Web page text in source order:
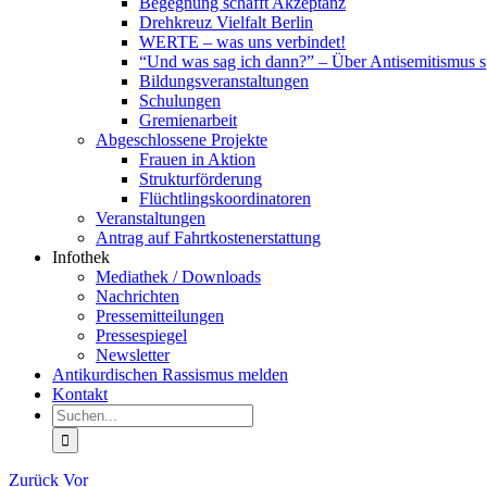
Drehkreuz Vielfalt Berlin
WERTE – was uns verbindet!
“Und was sag ich dann?” – Über Antisemitismus
Bildungsveranstaltungen
Schulungen
Gremienarbeit
Abgeschlossene Projekte
Frauen in Aktion
Strukturförderung
Flüchtlingskoordinatoren
Veranstaltungen
Antrag auf Fahrtkostenerstattung
Infothek
Mediathek / Downloads
Nachrichten
Pressemitteilungen
Pressespiegel
Newsletter
Antikurdischen Rassismus melden
Kontakt
Suche
nach:
Zurück Vor